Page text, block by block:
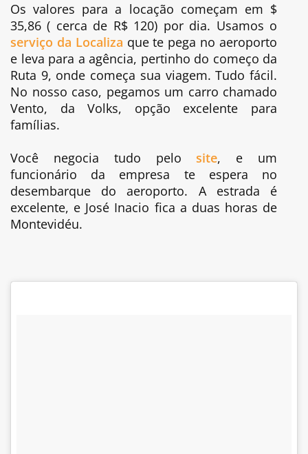
Os valores para a locação começam em $
35,86 ( cerca de R$ 120) por dia. Usamos o
serviço da Localiza que te pega no aeroporto
e leva para a agência, pertinho do começo da
Ruta 9, onde começa sua viagem. Tudo fácil.
No nosso caso, pegamos um carro chamado
Vento, da Volks, opção excelente para
famílias.
Você negocia tudo pelosite, e um
funcionário da empresa te espera no
desembarque do aeroporto. A estrada é
excelente, e José Inacio fica a duas horas de
Montevidéu.